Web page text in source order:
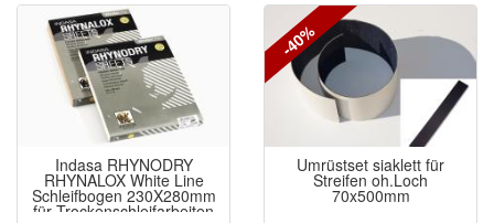
Umrüstset siaklett für
Streifen oh.Loch
70x500mm
-40%
Ciret
Aluminium 9